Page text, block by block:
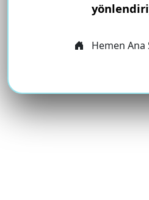
Hemen Ana